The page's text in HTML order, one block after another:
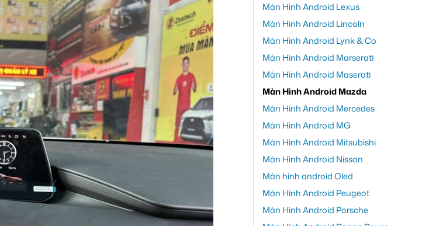
Màn Hình Android Lexus
Màn Hình Android Lincoln
Màn Hình Android Lynk & Co
Màn Hình Android Marserati
Màn Hình Android Maserati
Màn Hình Android Mazda
Màn Hình Android Mercedes
Màn Hình Android MG
Màn Hình Android Mitsubishi
Màn Hình Android Nissan
Màn hình android Oled
Màn Hình Android Peugeot
Màn Hình Android Porsche